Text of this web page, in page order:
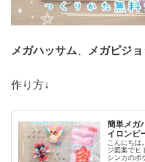
メガハッサム メガピジョ
作り方↓
簡単メガ
イロンビ
こんにちは
ジ図案でヒ
シンカのポ